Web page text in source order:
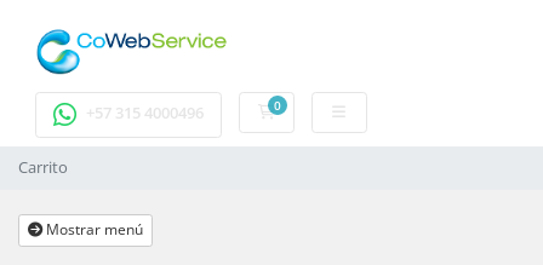
+57 315 4000496 0
Carrito
Carrito
Mostrar menú